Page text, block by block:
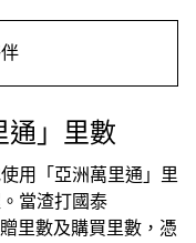
通」里數
用「亞洲萬里通」里
當渣打國泰
里數及購買里數，憑